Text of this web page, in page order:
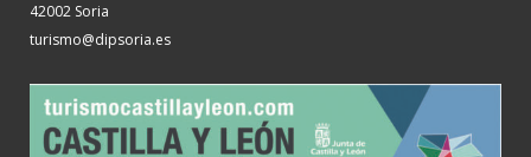
42002 Soria
turismo@dipsoria.es